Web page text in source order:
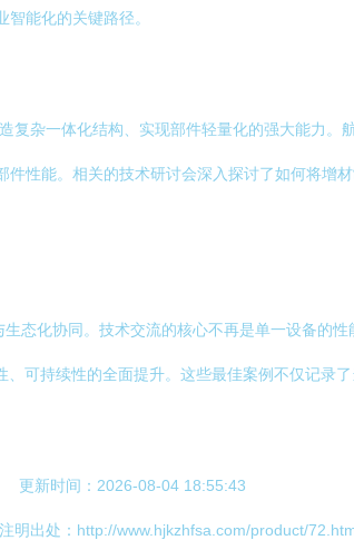
能化的关键路径。
杂一体化结构、实现部件轻量化的强大能力
性能。相关的技术研讨会深入探讨了如何将增
生态化协同。技术交流的核心不再是单一设备
持续性的全面提升。这些最佳案例不仅记录
更新时间：2026-08-04 18:55:43
明出处：http://www.hjkzhfsa.com/product/